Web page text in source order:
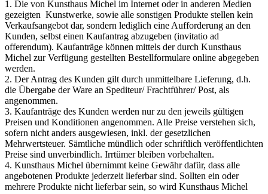
1. Die von Kunsthaus Michel im Internet oder in anderen Medien
gezeigten Kunstwerke, sowie alle sonstigen Produkte stellen kein
Verkaufsangebot dar, sondern lediglich eine Aufforderung an den
Kunden, selbst einen Kaufantrag abzugeben (invitatio ad
offerendum). Kaufanträge können mittels der durch Kunsthaus
Michel zur Verfügung gestellten Bestellformulare online abgegeben
werden.
2. Der Antrag des Kunden gilt durch unmittelbare Lieferung, d.h.
die Übergabe der Ware an Spediteur/ Frachtführer/ Post, als
angenommen.
3. Kaufanträge des Kunden werden nur zu den jeweils gültigen
Preisen und Konditionen angenommen. Alle Preise verstehen sich,
sofern nicht anders ausgewiesen, inkl. der gesetzlichen
Mehrwertsteuer. Sämtliche mündlich oder schriftlich veröffentlichten
Preise sind unverbindlich. Irrtümer bleiben vorbehalten.
4. Kunsthaus Michel übernimmt keine Gewähr dafür, dass alle
angebotenen Produkte jederzeit lieferbar sind. Sollten ein oder
mehrere Produkte nicht lieferbar sein, so wird Kunsthaus Michel